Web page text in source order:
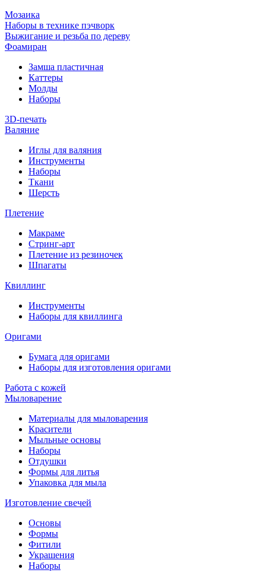
Мозаика
Наборы в технике пэчворк
Выжигание и резьба по дереву
Фоамиран
Замша пластичная
Каттеры
Молды
Наборы
3D-печать
Валяние
Иглы для валяния
Инструменты
Наборы
Ткани
Шерсть
Плетение
Макраме
Стринг-арт
Плетение из резиночек
Шпагаты
Квиллинг
Инструменты
Наборы для квиллинга
Оригами
Бумага для оригами
Наборы для изготовления оригами
Работа с кожей
Мыловарение
Материалы для мыловарения
Красители
Мыльные основы
Наборы
Отдушки
Формы для литья
Упаковка для мыла
Изготовление свечей
Основы
Формы
Фитили
Украшения
Наборы